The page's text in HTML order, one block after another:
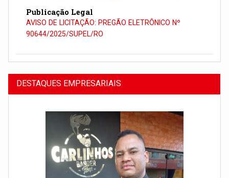
Publicação Legal
AVISO DE LICITAÇÃO: PREGÃO ELETRÔNICO Nº
90644/2025/SUPEL/RO
DESTAQUES EMPRESARIAIS